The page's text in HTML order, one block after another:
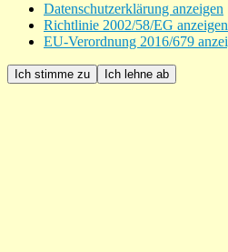
Datenschutzerklärung anzeigen
Richtlinie 2002/58/EG anzeigen
EU-Verordnung 2016/679
Ich stimme zu Ich lehne ab